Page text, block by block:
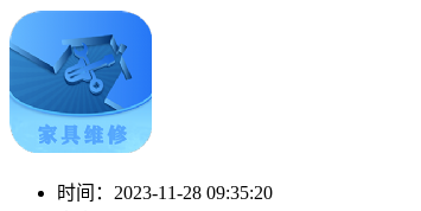
时间： 2023-11-28 09:35:20